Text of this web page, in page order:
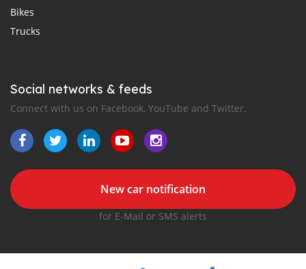
Bikes
Trucks
Social networks & feeds
Connect with us on Facebook, YouTube and Twitter.
New car notification
for E-Mail or SMS alerts